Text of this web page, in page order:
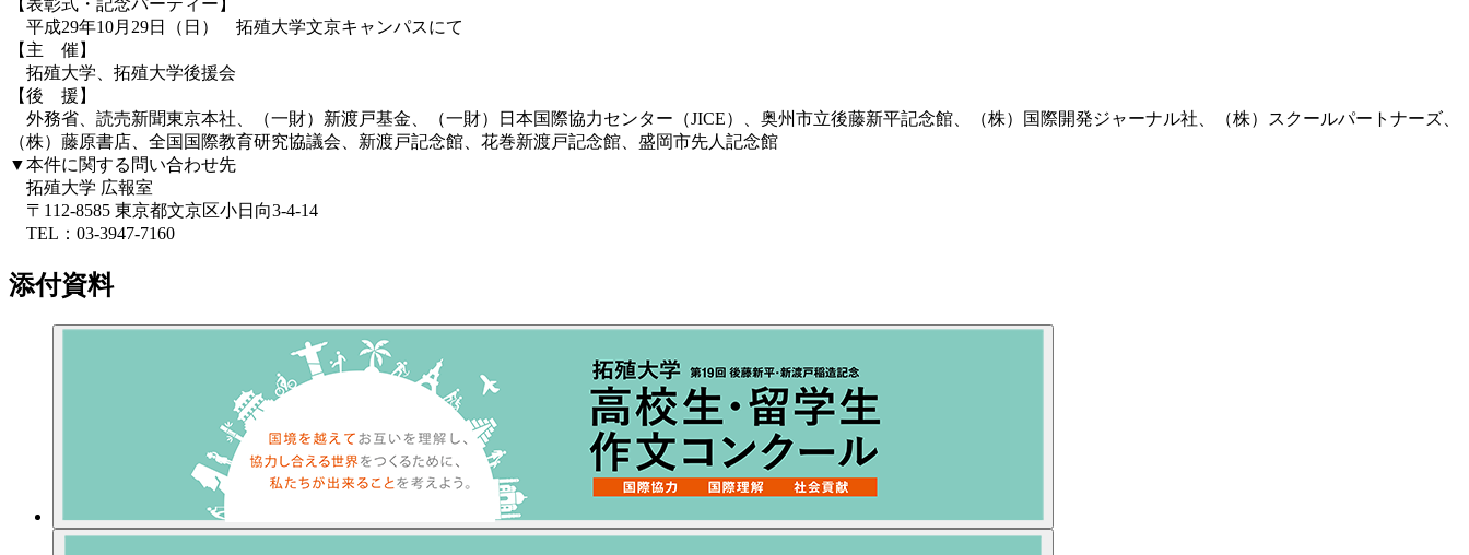
平成29年10月29日（日） 拓殖大学文京キャンパスにて
【主 催】
拓殖大学、拓殖大学後援会
【後 援】
外務省、読売新聞東京本社、（一財）新渡戸基金、（一財）日本国際協力センター（JICE）、奥州市立後藤新平記念館、（株）国際開発ジャーナル社、（株）スクールパートナーズ、
（株）藤原書店、全国国際教育研究協議会、新渡戸記念館、花巻新渡戸記念館、盛岡市先人記念館
▼本件に関する問い合わせ先
拓殖大学 広報室
〒112-8585 東京都文京区小日向3-4-14
TEL：03-3947-7160
添付資料